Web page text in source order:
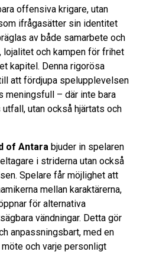
offensiva krigare, utan
ifrågasätter sin identitet
av både samarbete och
lojalitet och kampen för frihet
kapitel. Denna rigorösa
att fördjupa spelupplevelsen
meningsfull – där inte bara
utan också hjärtats och
of Antara bjuder in spelaren
i striderna utan också
Spelare får möjlighet att
mellan karaktärerna,
för alternativa
vändningar. Detta gör
anpassningsbart, med en
och varje personligt